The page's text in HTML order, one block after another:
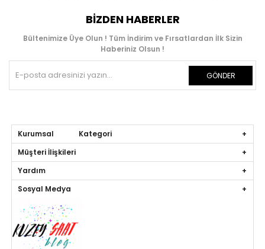
BIZDEN HABERLER
Bültenimize Üye Olun ! Tüm İndirim ve Fırsatlardan İlk Sizin
Haberiniz Olsun !
GÖNDER
Kurumsal Kategori
Müşteri İlişkileri
Yardım
Sosyal Medya